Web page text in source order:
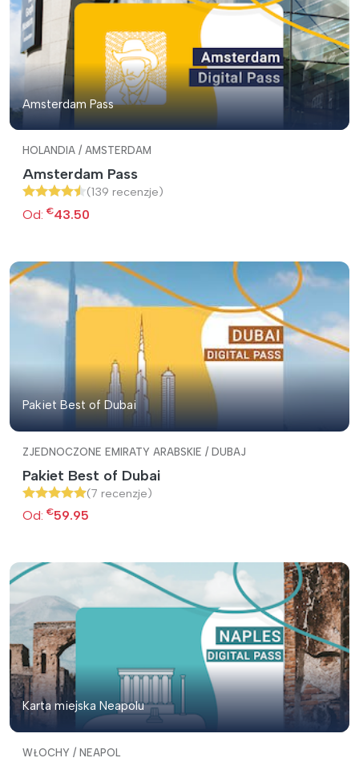
Amsterdam Pass
HOLANDIA / AMSTERDAM
Amsterdam Pass
(139 recenzje)
Od: €43.50
Pakiet Best of Dubai
ZJEDNOCZONE EMIRATY ARABSKIE / DUBAJ
Pakiet Best of Dubai
(7 recenzje)
Od: €59.95
Karta miejska Neapolu
WŁOCHY / NEAPOL